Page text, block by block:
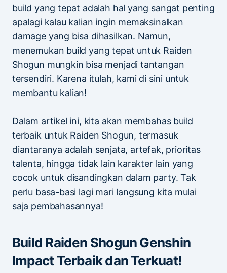
build yang tepat adalah hal yang sangat penting
apalagi kalau kalian ingin memaksinalkan
damage yang bisa dihasilkan. Namun,
menemukan build yang tepat untuk Raiden
Shogun mungkin bisa menjadi tantangan
tersendiri. Karena itulah, kami di sini untuk
membantu kalian!
Dalam artikel ini, kita akan membahas build
terbaik untuk Raiden Shogun, termasuk
diantaranya adalah senjata, artefak, prioritas
talenta, hingga tidak lain karakter lain yang
cocok untuk disandingkan dalam party. Tak
perlu basa-basi lagi mari langsung kita mulai
saja pembahasannya!
Build Raiden Shogun Genshin
Impact Terbaik dan Terkuat!